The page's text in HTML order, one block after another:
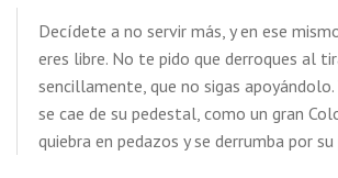
Decídete a no servir más, y en ese
eres libre. No te pido que derroques al
sencillamente, que no sigas apoyándolo.
se cae de su pedestal, como un gran
quiebra en pedazos y se derrumba por